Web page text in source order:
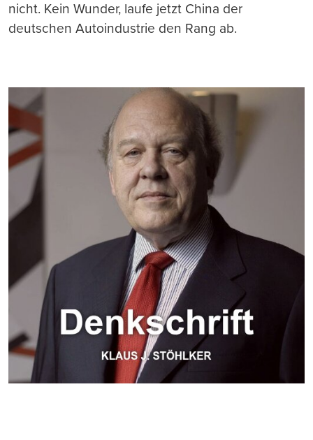
nicht. Kein Wunder, laufe jetzt China der
deutschen Autoindustrie den Rang ab.